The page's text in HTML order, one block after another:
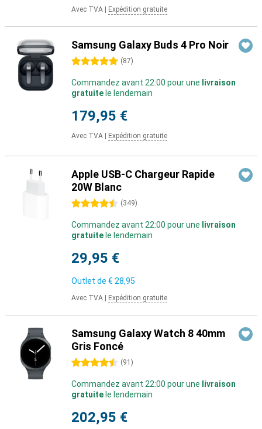
Avec TVA Expédition gratuite
Samsung Galaxy Buds 4 Pro Noir
5 étoiles (87)
Commandez avant 22:00 pour une livraison
gratuite le lendemain
179,95 €
Avec TVA Expédition gratuite
Apple USB-C Chargeur Rapide
20W Blanc
4.5 étoiles (349)
Commandez avant 22:00 pour une livraison
gratuite le lendemain
29,95 €
Outlet de € 28,95
Avec TVA Expédition gratuite
Samsung Galaxy Watch 8 40mm
Gris Foncé
4.5 étoiles (91 )
Commandez avant 22:00 pour une livraison
gratuite le lendemain
202,95 €